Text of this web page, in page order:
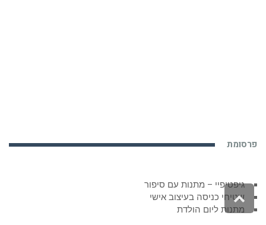
פרסומת
גיפטיפיי – מתנות עם סיפור
שטיחי כניסה בעיצוב אישי
מתנות ליום הולדת
גלילה
לראש